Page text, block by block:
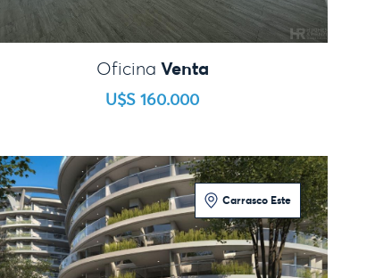
Oficina Venta
U$S 160.000
Carrasco Este
3 Dormitorios